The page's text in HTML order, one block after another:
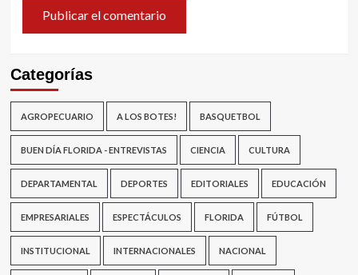
Categorías
AGROPECUARIO A LOS BOTES! BASQUETBOL
BUEN DÍA FLORIDA - ENTREVISTAS CIENCIA CULTURA
DEPARTAMENTAL DEPORTES EDITORIALES EDUCACIÓN
EMPRESARIALES ESPECTÁCULOS FLORIDA FÚTBOL
INSTITUCIONAL INTERNACIONALES NACIONAL